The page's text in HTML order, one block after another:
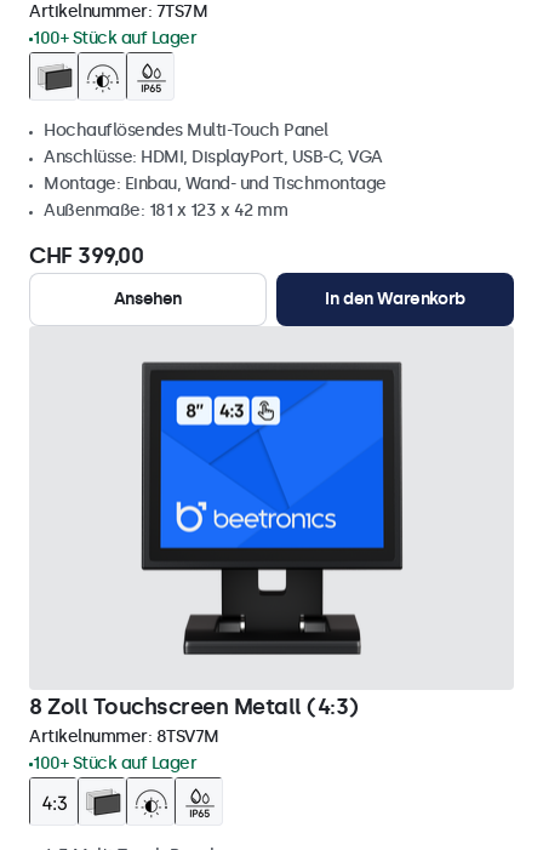
Artikelnummer: 7TS7M
100+ Stück auf Lager
Hochauflösendes Multi-Touch Panel
Anschlüsse: HDMI, DisplayPort, USB-C, VGA
Montage: Einbau, Wand- und Tischmontage
Außenmaße: 181 x 123 x 42 mm
CHF 399,00
Ansehen In den Warenkorb
8 Zoll Touchscreen Metall (4:3)
Artikelnummer: 8TSV7M
100+ Stück auf Lager